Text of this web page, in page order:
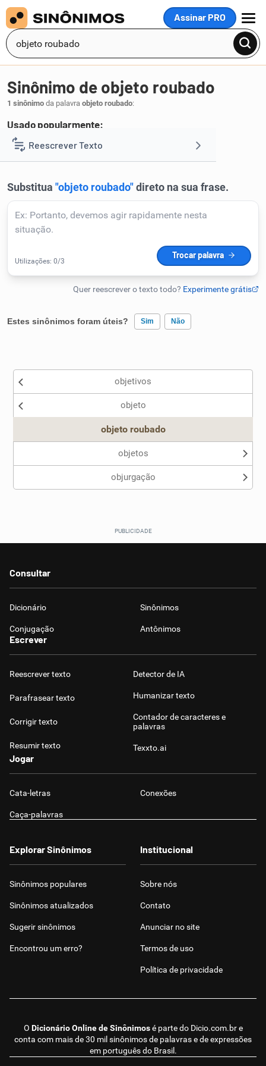
Assinar PRO
MENU
Reescrever Texto
Corrigir Texto
Humanizador de IA
Sinônimo de objeto roubado
1 sinônimo da palavra objeto roubado:
Usado popularmente:
1 jia.
Estes sinônimos foram úteis? Sim Não
Nenhum dos sinônimos apresentados me ajudou
objetivos
objeto
objeto roubado
objetos
objurgação
Consultar
Dicionário Sinônimos
Conjugação Antônimos
Escrever
Reescrever texto
Parafrasear texto
Corrigir texto
Resumir texto
Detector de IA
Humanizar texto
Contador de caracteres e
palavras
Texxto.ai
Jogar
Cata-letras Conexões
Caça-palavras
O Dicionário Online de Sinônimosé parte do Dicio.com.bre
conta com mais de 30 mil sinônimos de palavras e de expressões
em português do Brasil.
Explorar Sinônimos
Sinônimos populares
Sinônimos atualizados
Sugerir sinônimos
Encontrou um erro?
Institucional
Sobre nós
Contato
Anunciar no site
Termos de uso
Política de privacidade